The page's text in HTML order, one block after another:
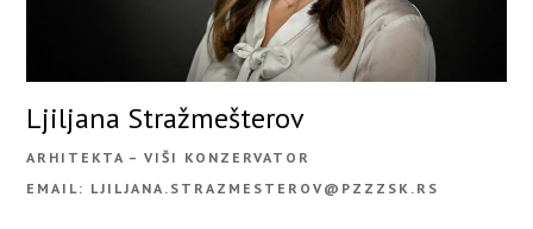
Ljiljana Stražmešterov
ARHITEKTA – VIŠI KONZERVATOR
EMAIL: LJILJANA.STRAZMESTEROV@PZZZSK.RS